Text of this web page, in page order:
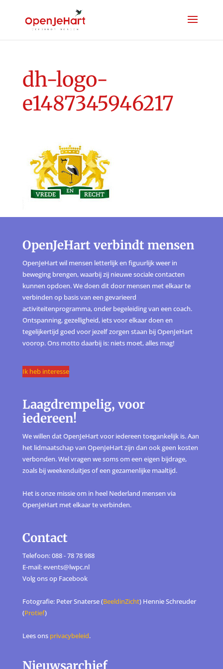
dh-logo-
e1487345946217
OpenJeHart verbindt mensen
OpenJeHart wil mensen letterlijk en figuurlijk weer in
beweging brengen, waarbij zij nieuwe sociale contacten
kunnen opdoen. We doen dit door mensen met elkaar te
verbinden op basis van een gevarieerd
activiteitenprogramma, onder begeleiding van een coach.
Ontspanning, gezelligheid, iets voor elkaar doen en
tegelijkertijd goed voor jezelf zorgen staan bij OpenJeHart
voorop. Ons motto daarbij is: niets moet, alles mag!
Ik heb interesse
Laagdrempelig, voor
iedereen!
We willen dat OpenJeHart voor iedereen toegankelijk is. Aan
het lidmaatschap van OpenJeHart zijn dan ook geen kosten
verbonden. Wel vragen we soms om een eigen bijdrage,
zoals bij weekenduitjes of een gezamenlijke maaltijd.
Het is onze missie om in heel Nederland mensen via
OpenJeHart met elkaar te verbinden.
Contact
Telefoon: 088 - 78 78 988
E-mail: events@lwpc.nl
Volg ons op Facebook
Fotografie: Peter Snaterse (BeeldinZicht) Hennie Schreuder
(Protief)
Lees ons privacybeleid.
Nieuwsarchief